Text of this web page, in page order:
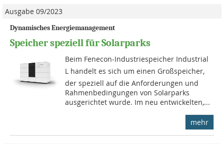
Ausgabe 09/2023
Dynamisches Energiemanagement
Speicher speziell für Solarparks
Beim Fenecon-Industriespeicher Industrial
L handelt es sich um einen Großspeicher,
der speziell auf die Anforderungen und
Rahmenbedingungen von Solarparks
ausgerichtet wurde. Im neu entwickelten,...
mehr